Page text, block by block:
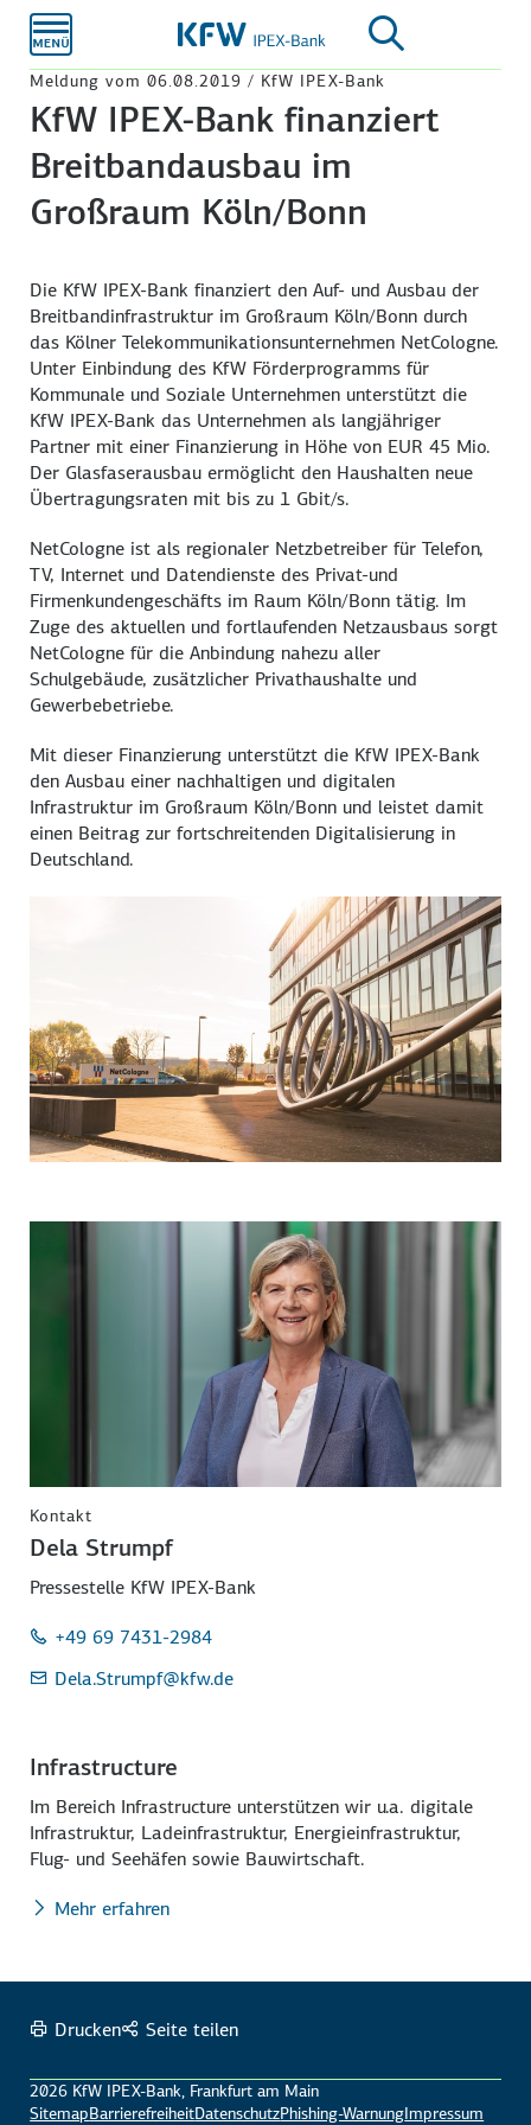
Hauptinhalt
Meldung vom 06.08.2019 / KfW IPEX-Bank
KfW IPEX-Bank finanziert
Breitbandausbau im
Großraum Köln/Bonn
Die KfW IPEX-Bank finanziert den Auf- und Ausbau der
Breitbandinfrastruktur im Großraum Köln/Bonn durch
das Kölner Telekommunikationsunternehmen NetCologne.
Unter Einbindung des KfW Förderprogramms für
Kommunale und Soziale Unternehmen unterstützt die
KfW IPEX-Bank das Unternehmen als langjähriger
Partner mit einer Finanzierung in Höhe von EUR 45 Mio.
Der Glasfaserausbau ermöglicht den Haushalten neue
Übertragungsraten mit bis zu 1 Gbit/s.
NetCologne ist als regionaler Netzbetreiber für Telefon,
TV, Internet und Datendienste des Privat-und
Firmenkundengeschäfts im Raum Köln/Bonn tätig. Im
Zuge des aktuellen und fortlaufenden Netzausbaus sorgt
NetCologne für die Anbindung nahezu aller
Schulgebäude, zusätzlicher Privathaushalte und
Gewerbebetriebe.
Mit dieser Finanzierung unterstützt die KfW IPEX-Bank
den Ausbau einer nachhaltigen und digitalen
Infrastruktur im Großraum Köln/Bonn und leistet damit
einen Beitrag zur fortschreitenden Digitalisierung in
Deutschland.
Kontakt
Dela Strumpf
Pressestelle KfW IPEX-Bank
+49 69 7431-2984
Dela.Strumpf@kfw.de
Infrastructure
Im Bereich Infrastructure unterstützen wir u.a. digitale
Infrastruktur, Lade­infrastruktur, Energie­infrastruktur,
Flug- und Seehäfen sowie Bauwirtschaft.
Mehr erfahren
Drucken Seite teilen
2026 KfW IPEX-Bank, Frankfurt am Main
SitemapBarrierefreiheitDatenschutzPhishing-WarnungImpressum